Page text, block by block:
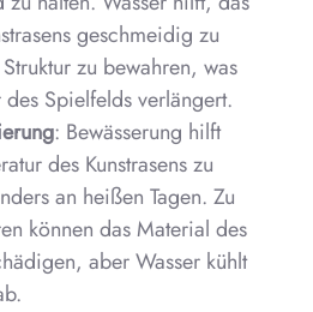
geschmeidig zu
zu bewahren, was
Spielfelds verlängert.
: Bewässerung hilft
des Kunstrasens zu
an heißen Tagen. Zu
können das Material des
aber Wasser kühlt